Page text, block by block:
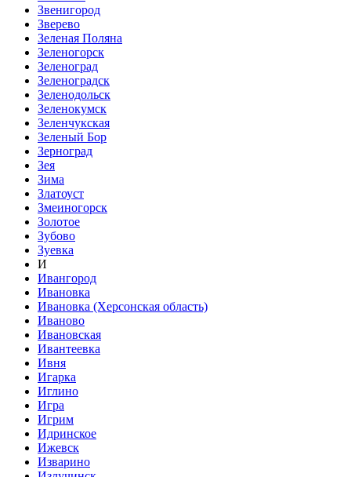
Звенигород
Зверево
Зеленая Поляна
Зеленогорск
Зеленоград
Зеленоградск
Зеленодольск
Зеленокумск
Зеленчукская
Зеленый Бор
Зерноград
Зея
Зима
Златоуст
Змеиногорск
Золотое
Зубово
Зуевка
И
Ивангород
Ивановка
Ивановка (Херсонская область)
Иваново
Ивановская
Ивантеевка
Ивня
Игарка
Иглино
Игра
Игрим
Идринское
Ижевск
Изварино